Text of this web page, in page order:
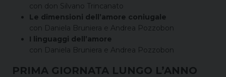
con don Silvano Trincanato
Le dimensioni dell’amore coniugale
con Daniela Bruniera e Andrea Pozzobon
I linguaggi dell’amore
con Daniela Bruniera e Andrea Pozzobon
PRIMA GIORNATA LUNGO L’ANNO